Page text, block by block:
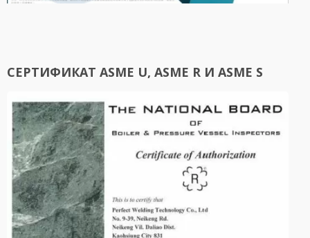
СЕРТИФИКАТ ASME U, ASME R И ASME S